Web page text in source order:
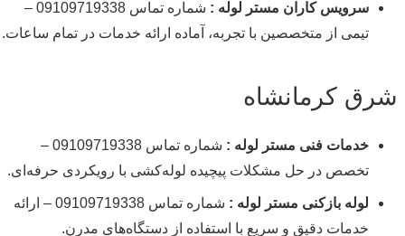
سرویس کاران مستر لوله :
شماره تماس 09109719338 –
تیمی از متخصصین با تجربه، آماده ارائه خدمات در تمام ساعات.
شرق کرمانشاه
خدمات فنی مستر لوله :
شماره تماس 09109719338 –
تخصص در حل مشکلات پیچیده لوله‌کشی با رویکردی حرفه‌ای.
لوله بازکنی مستر لوله :
شماره تماس 09109719338 – ارائه
خدمات دقیق و سریع با استفاده از دستگاه‌های مدرن.